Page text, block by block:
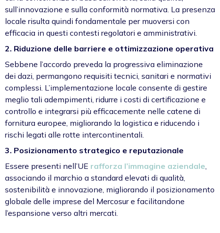
sull’innovazione e sulla conformità normativa. La presenza
locale risulta quindi fondamentale per muoversi con
efficacia in questi contesti regolatori e amministrativi.
2. Riduzione delle barriere e ottimizzazione operativa
Sebbene l’accordo preveda la progressiva eliminazione
dei dazi, permangono requisiti tecnici, sanitari e normativi
complessi. L’implementazione locale consente di gestire
meglio tali adempimenti, ridurre i costi di certificazione e
controllo e integrarsi più efficacemente nelle catene di
fornitura europee, migliorando la logistica e riducendo i
rischi legati alle rotte intercontinentali.
3. Posizionamento strategico e reputazionale
Essere presenti nell’UE rafforza l’immagine aziendale
associando il marchio a standard elevati di qualità,
sostenibilità e innovazione, migliorando il posizionamento
globale delle imprese del Mercosur e facilitandone
l’espansione verso altri mercati.